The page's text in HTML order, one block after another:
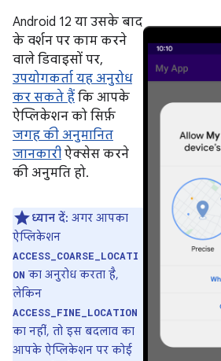
Android 12 या उसके बाद
के वर्शन पर काम करने
वाले डिवाइसों पर,
उपयोगकर्ता यह अनुरोध
कर सकते हैं कि आपके
ऐप्लिकेशन को सिर्फ़
जगह की अनुमानित
जानकारी ऐक्सेस करने
की अनुमति हो.
ध्यान दें: अगर आपका
ऐप्लिकेशन
ACCESS_COARSE_LOCATI
ON का अनुरोध करता है,
लेकिन
ACCESS_FINE_LOCATION
का नहीं, तो इस बदलाव का
आपके ऐप्लिकेशन पर कोई